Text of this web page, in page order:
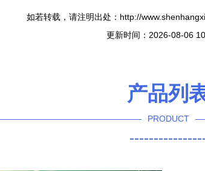
如若转载，请注明出处：http://
更新时间：2026-08-06
产品列
PRODUCT